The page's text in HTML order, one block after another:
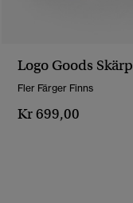
Logo Goods Skärp
Fler Färger Finns
Kr 699,00